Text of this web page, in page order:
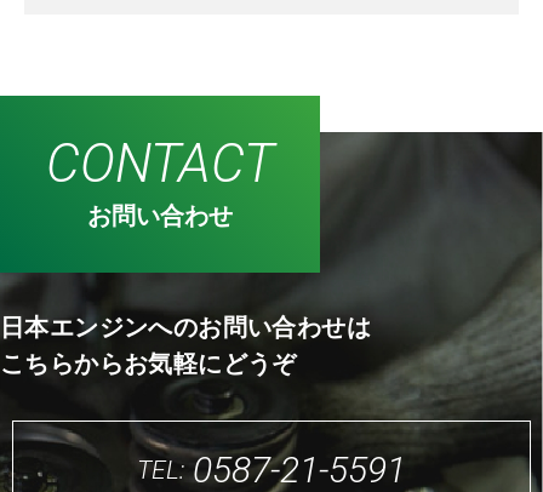
CONTACT
お問い合わせ
日本エンジンへのお問い合わせは
こちらからお気軽にどうぞ
TEL:0587-21-5591